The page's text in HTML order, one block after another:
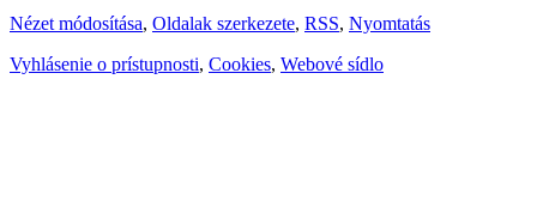
Nézet módosítása, Oldalak szerkezete, RSS, Nyomtatás
Vyhlásenie o prístupnosti, Cookies, Webové sídlo